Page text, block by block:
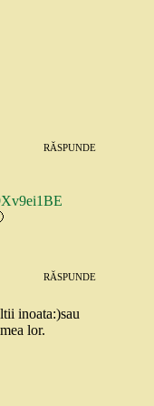
RĂSPUNDE
RĂSPUNDE
inoata:)sau
lor.